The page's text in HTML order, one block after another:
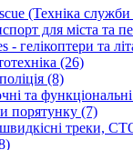
(Техніка служби
для міста та
гелікоптери та
(26)
(8)
та
порятунку (7)
треки,